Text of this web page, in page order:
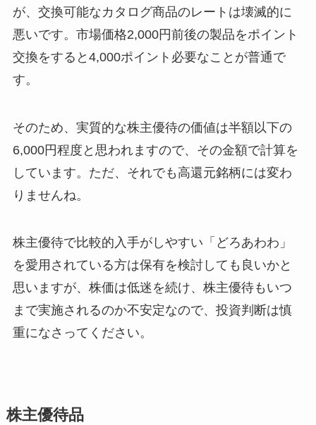
が、交換可能なカタログ商品のレートは壊滅的に
悪いです。市場価格2,000円前後の製品をポイント
交換をすると4,000ポイント必要なことが普通で
す。
そのため、実質的な株主優待の価値は半額以下の
6,000円程度と思われますので、その金額で計算を
しています。ただ、それでも高還元銘柄には変わ
りませんね。
株主優待で比較的入手がしやすい「どろあわわ」
を愛用されている方は保有を検討しても良いかと
思いますが、株価は低迷を続け、株主優待もいつ
まで実施されるのか不安定なので、投資判断は慎
重になさってください。
株主優待品